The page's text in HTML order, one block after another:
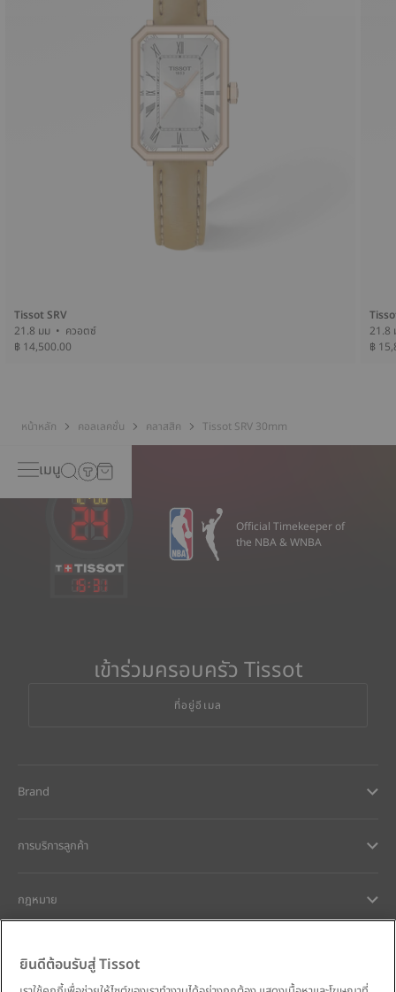
Tissot SRV
21.8 มม • ควอตซ์
฿ 14,500.00
฿
หน้าหลัก คอลเลคชั่น คลาสสิค Tissot SRV 30mm
เมนู
15: 31
Official Timekeeper of
the NBA & WNBA
เข้าร่วมครอบครัว Tissot
ที่อยู่อีเมล
Brand
การบริการลูกค้า
กฎหมาย
การช่วยเหลือและติดต่อ
ยินดีต้อนรับสู่ Tissot